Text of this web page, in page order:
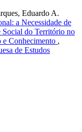
Eduardo A.
a Necessidade de
Social do Território no
e Conhecimento ,
de Estudos